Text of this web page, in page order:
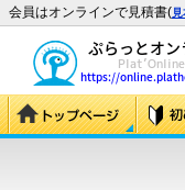
会員はオンラインで見積書(